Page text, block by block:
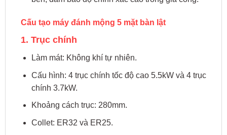
Cấu tạo máy đánh mộng 5 mặt bàn lật
1. Trục chính
Làm mát: Không khí tự nhiên.
Cấu hình: 4 trục chính tốc độ cao 5.5kW và 4 trục
chính 3.7kW.
Khoảng cách trục: 280mm.
Collet: ER32 và ER25.